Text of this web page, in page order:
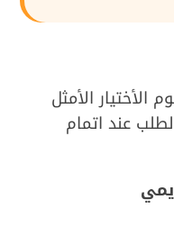
الأختيار الأمثل
عند اتمام